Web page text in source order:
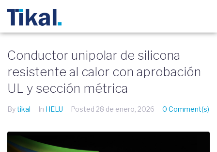
Conductor unipolar de silicona
resistente al calor con aprobación
UL y sección métrica
Bytikal In HELU Posted 28 de enero, 2026 0 Comment(s)